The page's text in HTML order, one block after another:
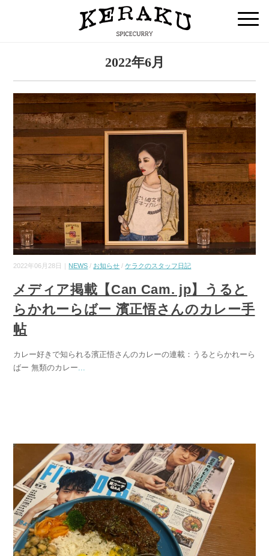
2022年6月
2022年06月28日｜ NEWS / お知らせ /ケラクのスタッフ日記
メディア掲載【Can Cam. jp】うると
らかれーらばー 濱正悟さんのカレー手
帖
カレー好きで知られる濱正悟さんのカレーの連載：うるとらかれーら
ばー 無類のカレー